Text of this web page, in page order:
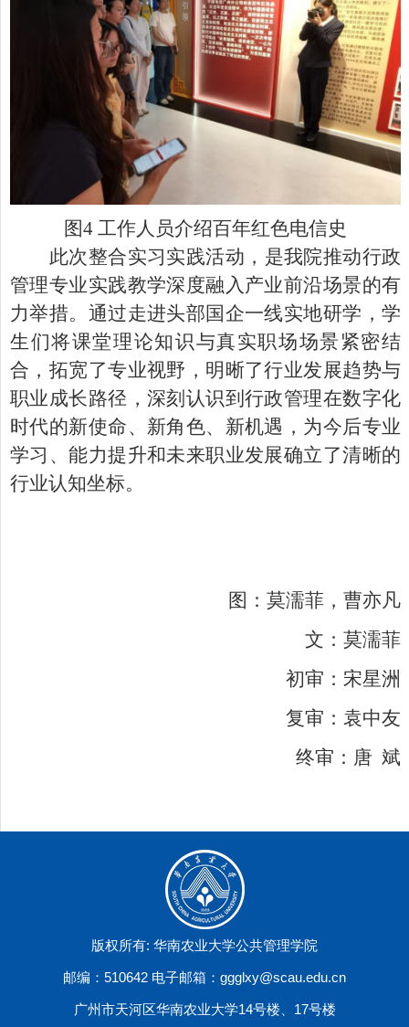
图4 工作人员介绍百年红色电信史
此次整合实习实践活动，是我院推动行政
管理专业实践教学深度融入产业前沿场景的有
力举措。通过走进头部国企一线实地研学，学
生们将课堂理论知识与真实职场场景紧密结
合，拓宽了专业视野，明晰了行业发展趋势与
职业成长路径，深刻认识到行政管理在数字化
时代的新使命、新角色、新机遇 ，为今后专业
学习、能力提升和未来职业发展确立了清晰的
行业认知坐标。
图： 莫濡菲，曹亦凡
文： 莫濡菲
初审：宋星洲
复审：袁中友
终审：唐 斌
版权所有: 华南农业大学公共管理学院
邮编：510642 电子邮箱：ggglxy@scau.edu.cn
广州市天河区华南农业大学14号楼、17号楼